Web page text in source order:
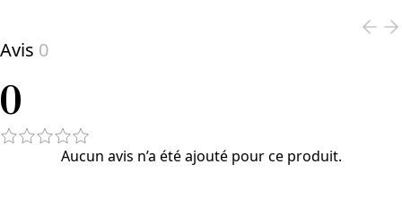
Avis 0
0
Aucun avis n’a été ajouté pour ce produit.